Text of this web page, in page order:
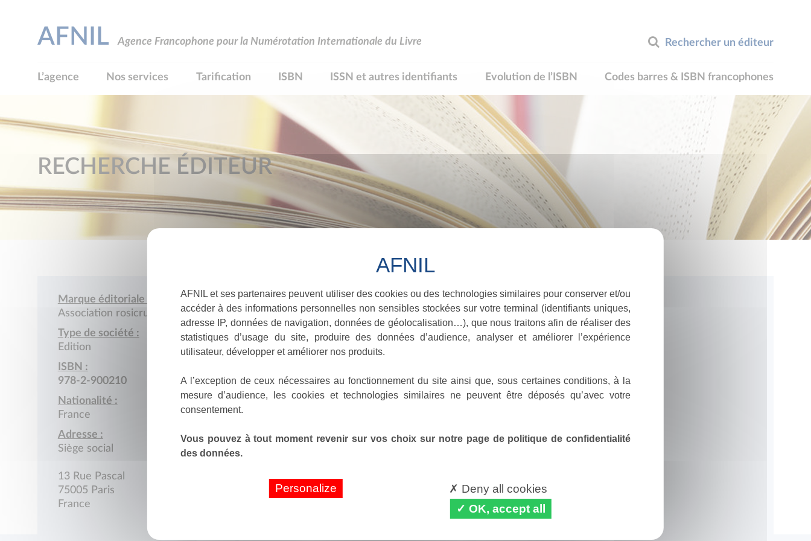
Rechercher un éditeur
AFNIL Agence Francophone pour la Numérotation Internationale du Livre
L’agence Nos services Tarification ISBN ISSN et autres identifiants Evolution de l’ISBN Codes barres & ISBN francophones
RECHERCHE ÉDITEUR
Marque éditoriale :
Association rosicrucienne Max Heindel
Type de société :
Edition
ISBN :
978-2-900210
Nationalité :
France
Adresse :
Siège social
13 Rue Pascal
75005 Paris
France
AFNIL et ses partenaires peuvent utiliser des cookies ou des technologies similaires pour conserver et/ou
accéder à des informations personnelles non sensibles stockées sur votre terminal (identifiants uniques,
adresse IP, données de navigation, données de géolocalisation…), que nous traitons afin de réaliser des
statistiques d’usage du site, produire des données d’audience, analyser et améliorer l’expérience
utilisateur, développer et améliorer nos produits.
A l’exception de ceux nécessaires au fonctionnement du site ainsi que, sous certaines conditions, à la
mesure d’audience, les cookies et technologies similaires ne peuvent être déposés qu’avec votre
consentement.
Vous pouvez à tout moment revenir sur vos choix sur notre page de politique de confidentialité
des données.
Personalize
Deny all cookies
OK, accept all